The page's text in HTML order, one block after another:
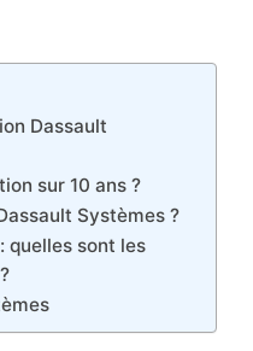
Dassault
sur 10 ans ?
Systèmes ?
quelles sont les